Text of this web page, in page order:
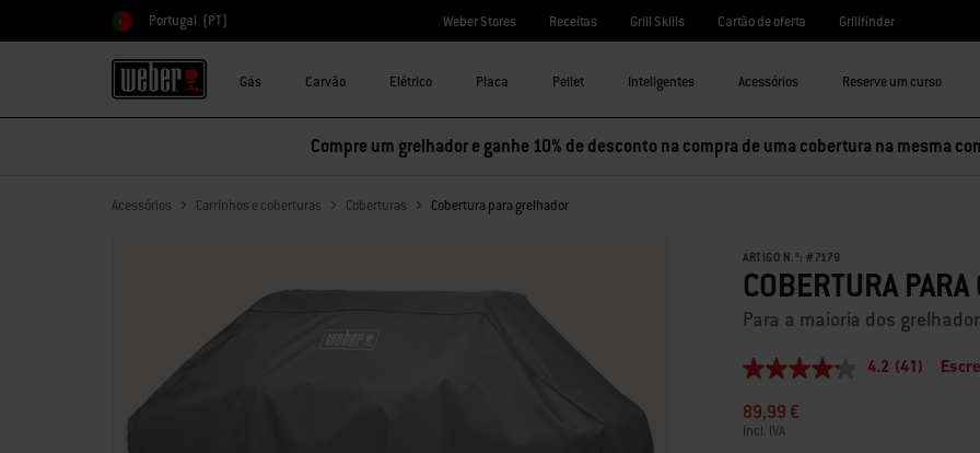
Escolher país
Portugal (PT) Weber Stores Receitas Grill Skills Cartão de oferta Grillfinder
Gás Carvão Elétrico Placa Pellet Inteligentes Acessórios Reserve um curso
Compre um grelhador e ganhe 10% de desconto na compra de uma cobertura na mesma
Acessórios Carrinhos e coberturas Coberturas Cobertura para grelhador
ARTIGO N.º: # 7179
COBERTURA
Para a maioria dos
4.2
5
estrelas,
4.2 (41)
89,99 €
incl. IVA